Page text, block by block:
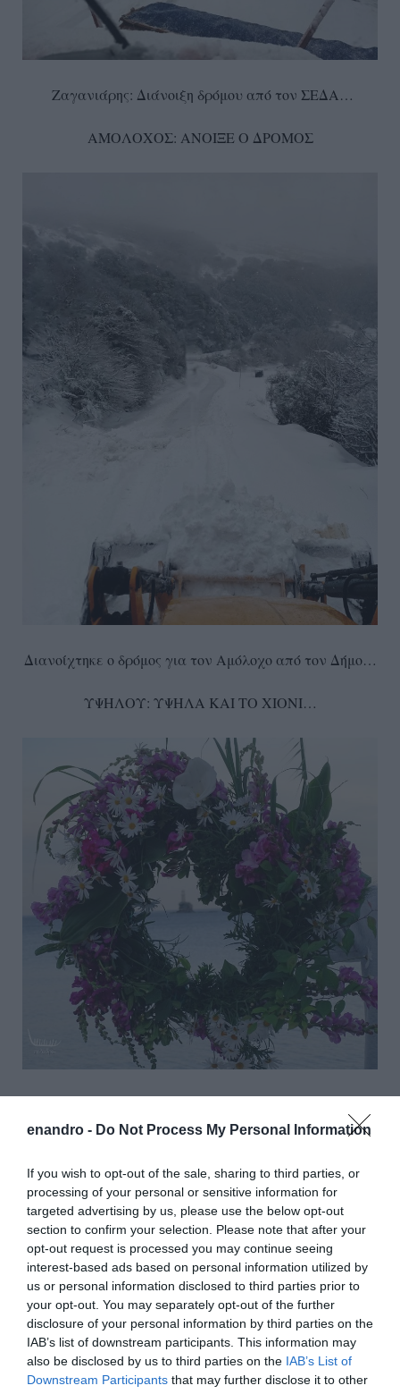
enandro - Do Not Process My Personal Information
If you wish to opt-out of the sale, sharing to third parties, or
processing of your personal or sensitive information for
targeted advertising by us, please use the below opt-out
section to confirm your selection. Please note that after your
opt-out request is processed you may continue seeing
interest-based ads based on personal information utilized by
us or personal information disclosed to third parties prior to
your opt-out. You may separately opt-out of the further
disclosure of your personal information by third parties on the
IAB’s list of downstream participants. This information may
also be disclosed by us to third parties on the IAB’s List of
Downstream Participants that may further disclose it to other
Ζαγανιάρης: Διάνοιξη δρόμου από τον ΣΕΔΑ…
ΑΜΟΛΟΧΟΣ: ΑΝΟΙΞΕ Ο ΔΡΟΜΟΣ
Διανοίχτηκε ο δρόμος για τον Αμόλοχο από τον Δήμο…
ΥΨΗΛΟΥ: ΥΨΗΛΑ ΚΑΙ ΤΟ ΧΙΟΝΙ…
συνεχιζόμενης πυκνής χιονόπτωσης…